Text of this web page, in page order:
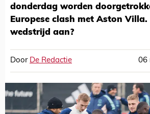
donderdag worden
Europese clash met Aston
wedstrijd aan?
Door De Redactie 06